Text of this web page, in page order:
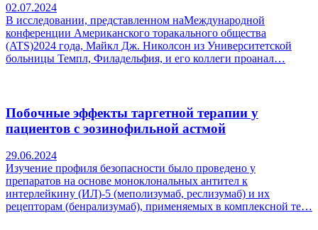
02.07.2024
В исследовании, представленном наМеждународной
конференции Американского торакального общества
(ATS)2024 года, Майкл Дж. Николсон из Университетской
больницы Темпл, Филадельфия, и его коллеги проанал…
Побочные эффекты таргетной терапии у
пациентов с эозинофильной астмой
29.06.2024
Изучение профиля безопасности было проведено у
препаратов на основе моноклональных антител к
интерлейкину (ИЛ)-5 (меполизумаб, реслизумаб) и их
рецепторам (бенрализумаб), применяемых в комплексной те…